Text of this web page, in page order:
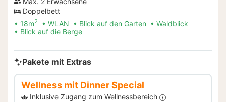
Max. 2 Erwachsene
Doppelbett
18m2 WLAN Blick auf den Garten
Waldblick
Blick auf die Berge
Pakete mit Extras
Wellness mit Dinner Special
Inklusive Zugang zum Wellnessbereich